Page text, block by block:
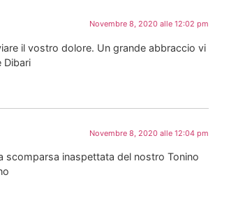
Novembre 8, 2020 alle 12:02 pm
il vostro dolore. Un grande abbraccio vi
Dibari
Novembre 8, 2020 alle 12:04 pm
scomparsa inaspettata del nostro Tonino